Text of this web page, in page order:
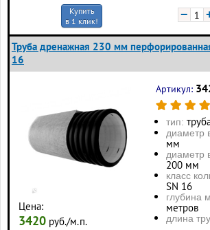
Купить
в 1 клик!
−
Труба дренажная 230 мм
16
Цена:
3420 руб./м.п.
Артикул:
тип:
диаметр
мм
диаметр
200 мм
класс
SN 16
глубина
метров
длина